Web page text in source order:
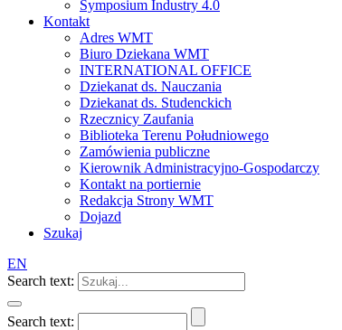
Symposium Industry 4.0
Kontakt
Adres WMT
Biuro Dziekana WMT
INTERNATIONAL OFFICE
Dziekanat ds. Nauczania
Dziekanat ds. Studenckich
Rzecznicy Zaufania
Biblioteka Terenu Południowego
Zamówienia publiczne
Kierownik Administracyjno-Gospodarczy
Kontakt na portiernie
Redakcja Strony WMT
Dojazd
Szukaj
EN
Search text:
Search text: